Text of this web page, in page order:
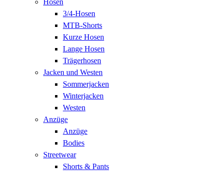
3/4-Hosen
MTB-Shorts
Kurze Hosen
Lange Hosen
Trägerhosen
Jacken und Westen
Sommerjacken
Winterjacken
Westen
Anzüge
Anzüge
Bodies
Streetwear
Shorts & Pants